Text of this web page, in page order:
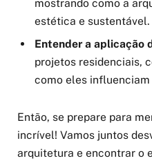
mostrando como a
estética e sustentável.
Entender a aplicação
projetos residenciais,
como eles
Então, se prepare para
incrível! Vamos juntos
arquitetura e encontrar o